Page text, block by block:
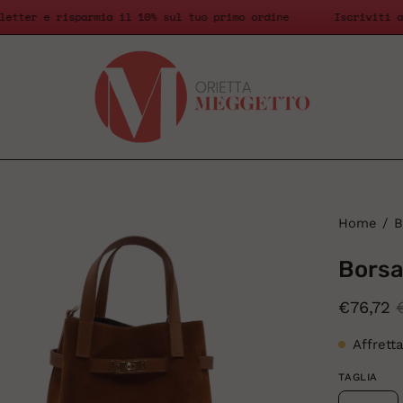
e risparmia il 10% sul tuo primo ordine
Home /
€76,72
TAGLIA